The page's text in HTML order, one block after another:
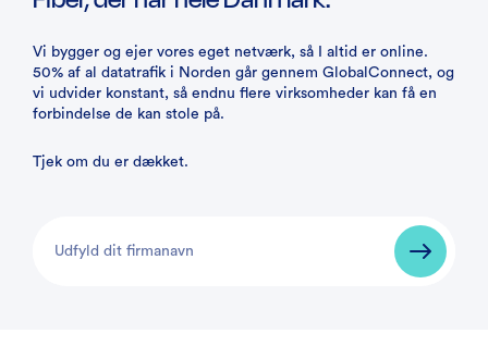
Vi bygger og ejer vores eget netværk, så I altid er online.
50% af al datatrafik i Norden går gennem GlobalConnect, og
vi udvider konstant, så endnu flere virksomheder kan få en
forbindelse de kan stole på.
Tjek om du er dækket.